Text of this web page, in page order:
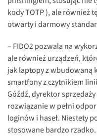
kody TOTP ), ale również
otwarty i darmowy
– FIDO2 pozwala na
ale również urządzeń,
jak laptopy z wbudowaną
smartfony z czytnikiem
Góźdź, dyrektor
rozwiązanie w pełni
loginów i haseł. Niestety
stosowane bardzo rzadko.